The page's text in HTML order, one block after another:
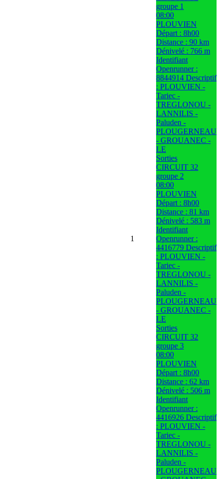
1
groupe 1
08:00
PLOUVIEN
Départ : 8h00
Distance : 90 km
Dénivelé : 766 m
Identifiant
Openrunner :
8844914 Descriptif
: PLOUVIEN -
Tariec -
TREGLONOU -
LANNILIS -
Paluden -
PLOUGERNEAU
- GROUANEC -
LE
Sorties
CIRCUIT 32
groupe 2
08:00
PLOUVIEN
Départ : 8h00
Distance : 81 km
Dénivelé : 583 m
Identifiant
Openrunner :
4416779 Descriptif
: PLOUVIEN -
Tariec -
TREGLONOU -
LANNILIS -
Paluden -
PLOUGERNEAU
- GROUANEC -
LE
Sorties
CIRCUIT 32
groupe 3
08:00
PLOUVIEN
Départ : 8h00
Distance : 62 km
Dénivelé : 506 m
Identifiant
Openrunner :
4416926 Descriptif
: PLOUVIEN -
Tariec -
TREGLONOU -
LANNILIS -
Paluden -
PLOUGERNEAU